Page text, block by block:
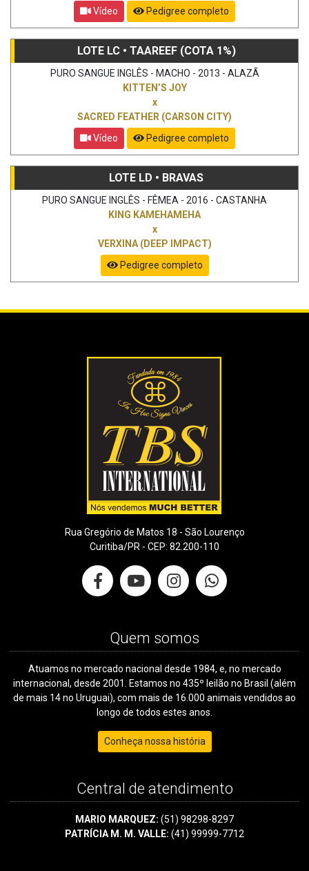
Vídeo
Pedigree completo
LOTE LC • TAAREEF (COTA 1%)
PURO SANGUE INGLÊS - MACHO - 2013 - ALAZÃ
KITTEN’S JOY
x
SACRED FEATHER (CARSON CITY)
Vídeo
Pedigree completo
LOTE LD • BRAVAS
PURO SANGUE INGLÊS - FÊMEA - 2016 - CASTANHA
KING KAMEHAMEHA
x
VERXINA (DEEP IMPACT)
Pedigree completo
Rua Gregório de Matos 18 - São Lourenço
Curitiba/PR - CEP: 82.200-110
Quem somos
Atuamos no mercado nacional desde 1984, e, no mercado
internacional, desde 2001. Estamos no 435º leilão no Brasil (além
de mais 14 no Uruguai), com mais de 16.000 animais vendidos ao
longo de todos estes anos.
Conheça nossa história
Central de atendimento
MARIO MARQUEZ: (51) 98298-8297
PATRÍCIA M. M. VALLE: (41) 99999-7712